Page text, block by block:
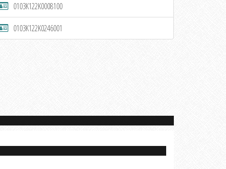
0103K122K0008100
0103K122K0246001